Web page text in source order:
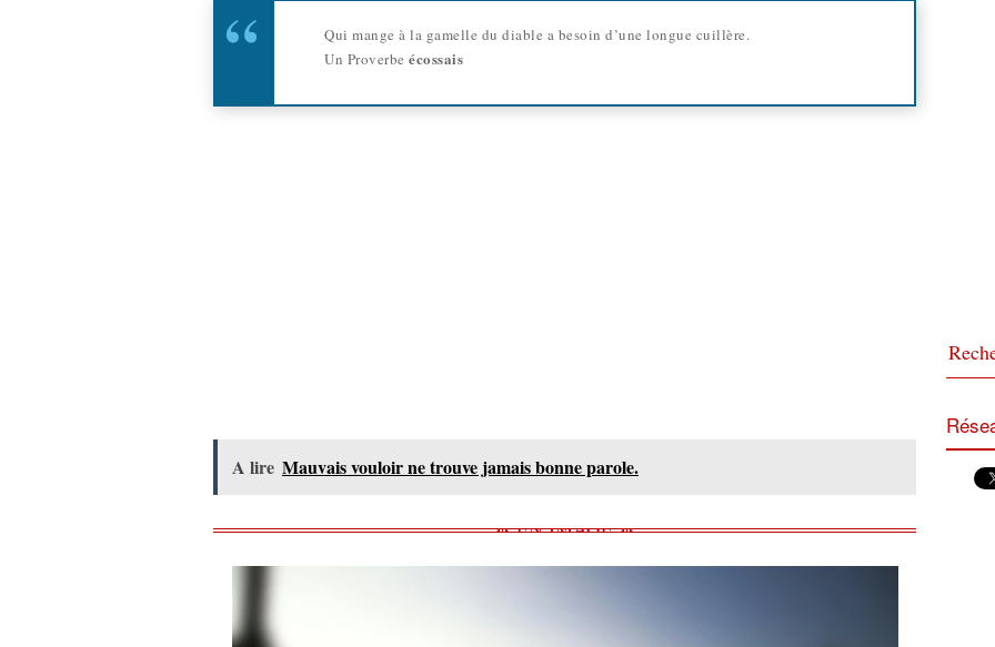
Qui mange à la gamelle du diable a besoin d’une longue cuillère.
Un Proverbe écossais
A lire Mauvais vouloir ne trouve jamais bonne parole.